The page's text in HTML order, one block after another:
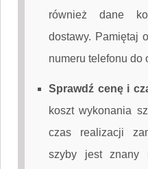
również dane
dostawy. Pamiętaj
numeru telefonu do
Sprawdź cenę i
koszt wykonania
czas realizacji
szyby jest znany